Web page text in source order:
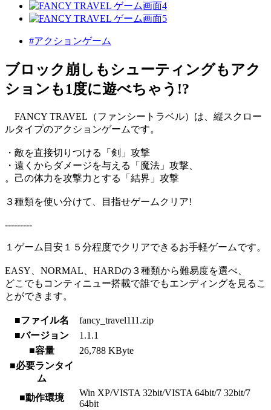
#アクションゲーム
ブロック崩しもシューティングもアク
ションも1度に遊べちゃう!?
FANCY TRAVEL（ファンシートラベル）は、縦スクロー
ルタイプのアクションゲームです。
・敵を直接切りつける「剣」攻撃
・遠くからダメージを与える「魔法」攻撃、
。己の体力を攻撃力とする「結界」攻撃
３種類を使い分けて、目指せゲームクリア!
---------
１ゲーム目安１５分程度でクリアできるお手軽ゲームです。
EASY、NORMAL、HARDの３種類から難易度を選べ、
どこでもコンティニュー搭載で誰でもエンディングを見るこ
とができます。
■ファイル名
fancy_travel111.zip
■バージョン
1.1.1
■容量
26,788 KByte
■必要ランタイ
ム
■動作環境
Win XP/VISTA 32bit/VISTA 64bit/7 32bit/7
64bit